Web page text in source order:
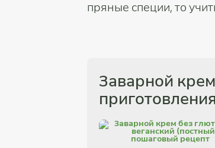
пряные специи, то
Заварной